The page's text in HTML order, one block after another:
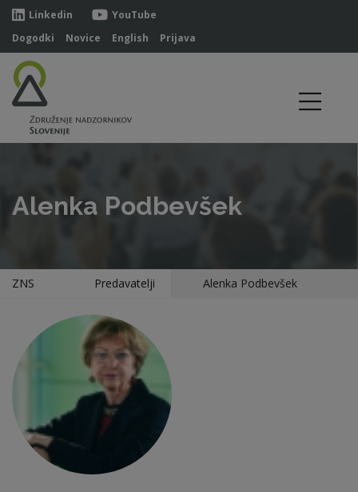
Linkedin
YouTube
Dogodki
Novice English Prijava
Alenka Podbevšek
ZNS Predavatelji Alenka Podbevšek